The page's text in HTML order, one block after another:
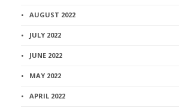
AUGUST 2022
JULY 2022
JUNE 2022
MAY 2022
APRIL 2022